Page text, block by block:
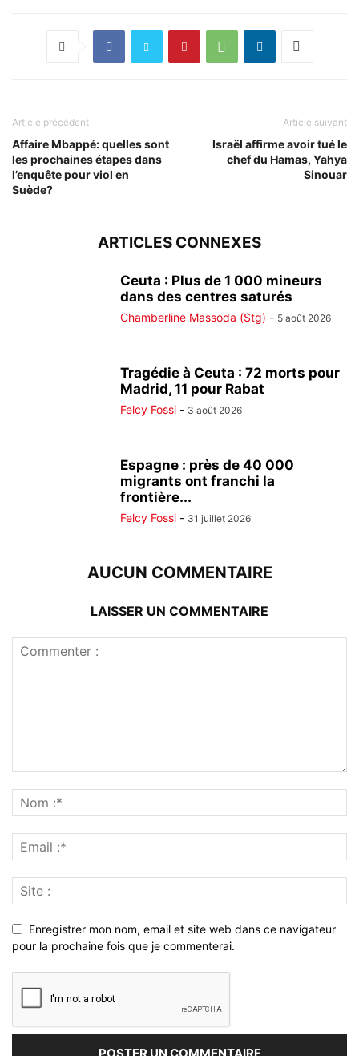
Article précédent
Affaire Mbappé: quelles sont
les prochaines étapes dans
l’enquête pour viol en
Suède?
Article suivant
Israël affirme avoir tué le
chef du Hamas, Yahya
Sinouar
ARTICLES CONNEXES
Ceuta : Plus de 1 000 mineurs
dans des centres saturés
Chamberline Massoda (Stg) - 5 août 2026
Tragédie à Ceuta : 72 morts pour
Madrid, 11 pour Rabat
Felcy Fossi - 3 août 2026
Espagne : près de 40 000
migrants ont franchi la
frontière...
Felcy Fossi - 31 juillet 2026
AUCUN COMMENTAIRE
LAISSER UN COMMENTAIRE
Enregistrer mon nom, email et site web dans ce navigateur
pour la prochaine fois que je commenterai.